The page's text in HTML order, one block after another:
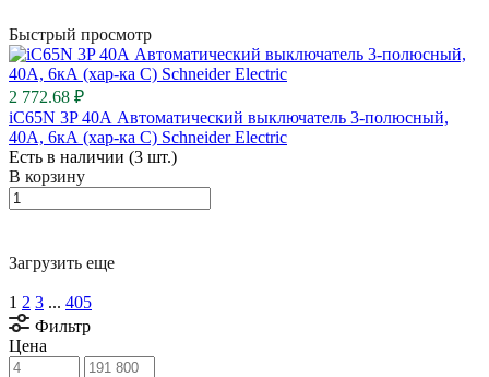
Быстрый просмотр
2 772.68 ₽
iC65N 3P 40А Автоматический выключатель 3-полюсный,
40А, 6кА (хар-ка C) Schneider Electric
Есть в наличии (3 шт.)
В корзину
Загрузить еще
1 2 3 ... 405
Фильтр
Цена